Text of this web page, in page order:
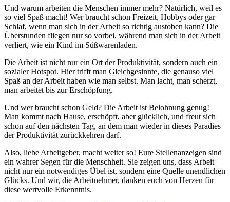
Und warum arbeiten die Menschen immer mehr? Natürlich, weil es
so viel Spaß macht! Wer braucht schon Freizeit, Hobbys oder gar
Schlaf, wenn man sich in der Arbeit so richtig austoben kann? Die
Überstunden fliegen nur so vorbei, während man sich in der Arbeit
verliert, wie ein Kind im Süßwarenladen.
Die Arbeit ist nicht nur ein Ort der Produktivität, sondern auch ein
sozialer Hotspot. Hier trifft man Gleichgesinnte, die genauso viel
Spaß an der Arbeit haben wie man selbst. Man lacht, man scherzt,
man arbeitet bis zur Erschöpfung.
Und wer braucht schon Geld? Die Arbeit ist Belohnung genug!
Man kommt nach Hause, erschöpft, aber glücklich, und freut sich
schon auf den nächsten Tag, an dem man wieder in dieses Paradies
der Produktivität zurückkehren darf.
Also, liebe Arbeitgeber, macht weiter so! Eure Stellenanzeigen sind
ein wahrer Segen für die Menschheit. Sie zeigen uns, dass Arbeit
nicht nur ein notwendiges Übel ist, sondern eine Quelle unendlichen
Glücks. Und wir, die Arbeitnehmer, danken euch von Herzen für
diese wertvolle Erkenntnis.